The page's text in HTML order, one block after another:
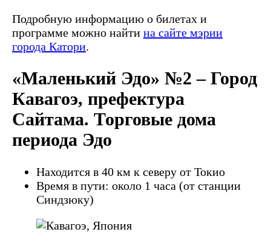
Подробную информацию о билетах и
программе можно найти на сайте мэрии
города Катори.
«Маленький Эдо» №2 – Город
Кавагоэ, префектура
Сайтама. Торговые дома
периода Эдо
Находится в 40 км к северу от Токио
Время в пути: около 1 часа (от станции
Синдзюку)